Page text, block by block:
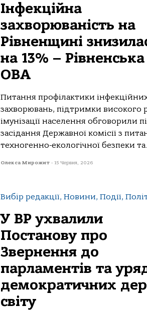
Інфекційна
захворюваність на
Рівненщині
на 13% – Рівненська
ОВА
Питання профілактики
захворювань, підтримки високого
імунізації населення обговорили
засідання Державної комісії з
техногенно-екологічної безпеки
Олекса Мирожит - 15 Червня, 2026
Вибір редакції, Новини, Події,
У ВР ухвалили
Постанову про
Звернення до
парламентів та
демократичних
світу